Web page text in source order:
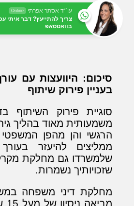
עו״ד אסתר אפרתי Online
צריך להתייעץ? דבר איתי
בוואטסאפ
סיכום: היוועצות עם
בעניין פירוק שיתוף
סוגיית פירוק השיתוף
משמעותית מאוד בהליך
הרגשי והן מהפן המשפטי
ממליצים להיעזר
שלמשרדו גם מחלקת
שזכויותיך נשמרות.
מחלקת דיני משפחה